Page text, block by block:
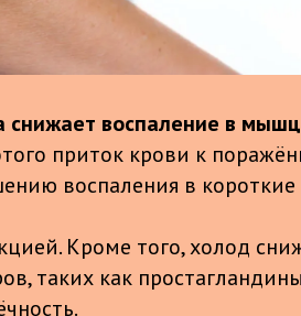
снижает воспаление в
приток крови к
воспаления в короткие
Кроме того, холод
таких как